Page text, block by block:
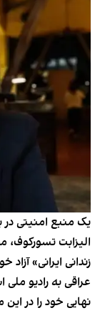
یک منبع امنیتی در
الیزابت تسورکوف،
زندانی ایرانی»
عراقی به رادیو
نهایی خود را در